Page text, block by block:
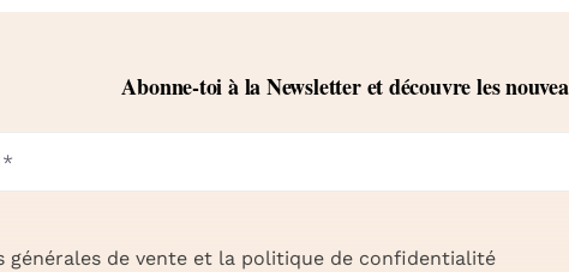
Abonne-toi à la Newsletter et découvre les
générales de vente et la politique de confidentialité